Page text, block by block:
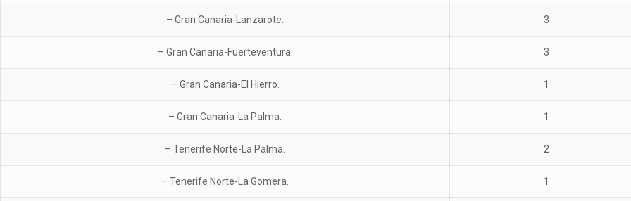
– Gran Canaria-Lanzarote. 3
– Gran Canaria-Fuerteventura. 3
– Gran Canaria-El Hierro. 1
– Gran Canaria-La Palma. 1
– Tenerife Norte-La Palma. 2
– Tenerife Norte-La Gomera. 1